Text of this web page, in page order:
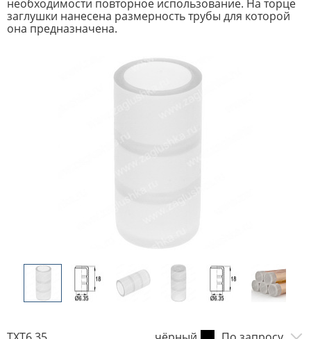
необходимости повторное использование. На торце
заглушки нанесена размерность трубы для которой
она предназначена.